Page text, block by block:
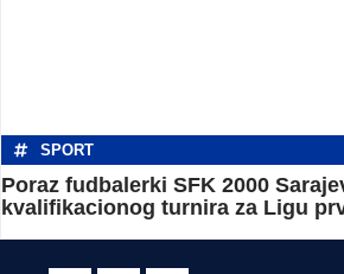
SPORT
Poraz fudbalerki SFK 2000
kvalifikacionog turnira za Ligu